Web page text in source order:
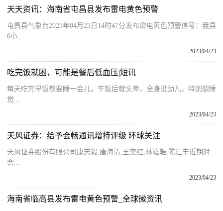
天天资讯：海南省屯昌县发布雷电黄色预警
屯昌县气象台2023年04月23日14时47分发布雷电黄色预警信号：我县
6小...
2023/04/23
吃完饭就困，可能是餐后低血压|短讯
每天吃完早饭都要睡一会儿，午饭后就头晕，全身没劲儿，特别想睡
觉...
2023/04/23
天风证券：给予会畅通讯增持评级 环球关注
天风证券股份有限公司康志毅,唐海清,王奕红,林竑皓,陈汇丰近期对
会...
2023/04/23
海南省临高县发布雷电黄色预警_全球微资讯